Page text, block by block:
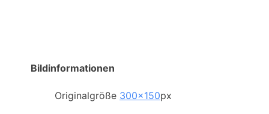
Bildinformationen
Originalgröße 300×150px